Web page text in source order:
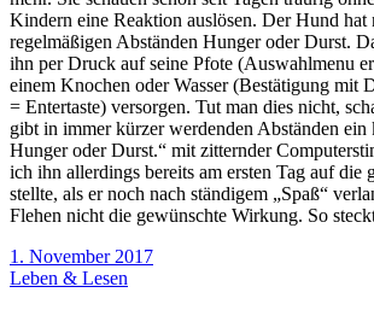
Kindern eine Reaktion auslösen. Der Hund hat
regelmäßigen Abständen Hunger oder Durst.
ihn per Druck auf seine Pfote (Auswahlmenu
einem Knochen oder Wasser (Bestätigung mit
= Entertaste) versorgen. Tut man dies nicht,
gibt in immer kürzer werdenden Abständen ein
Hunger oder Durst.“ mit zitternder
ich ihn allerdings bereits am ersten Tag auf die
stellte, als er noch nach ständigem „Spaß“
Flehen nicht die gewünschte Wirkung. So
1. November 2017
Leben & Lesen